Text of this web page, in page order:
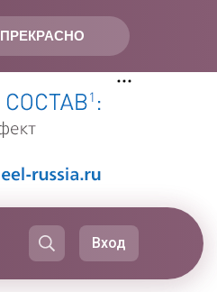
ПРЕКРАСНО
Вход